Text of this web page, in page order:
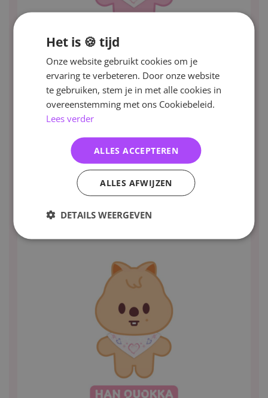
Het is 🍪 tijd
Onze website gebruikt cookies om je
ervaring te verbeteren. Door onze website
te gebruiken, stem je in met alle cookies in
overeenstemming met ons Cookiebeleid.
Lees verder
ALLES ACCEPTEREN
ALLES AFWIJZEN
DETAILS WEERGEVEN